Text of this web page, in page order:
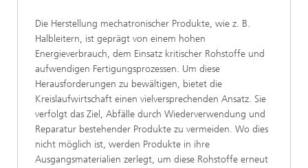
Die Herstellung mechatronischer Produkte, wie z. B.
Halbleitern, ist geprägt von einem hohen
Energieverbrauch, dem Einsatz kritischer Rohstoffe und
aufwendigen Fertigungsprozessen. Um diese
Herausforderungen zu bewältigen, bietet die
Kreislaufwirtschaft einen vielversprechenden Ansatz. Sie
verfolgt das Ziel, Abfälle durch Wiederverwendung und
Reparatur bestehender Produkte zu vermeiden. Wo dies
nicht möglich ist, werden Produkte in ihre
Ausgangsmaterialien zerlegt, um diese Rohstoffe erneut